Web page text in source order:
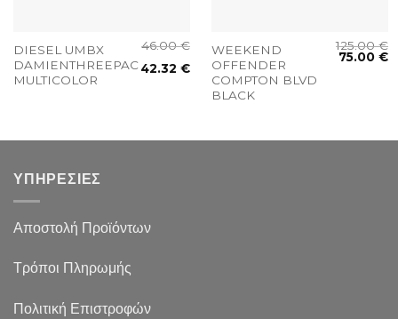
DIESEL UMBX
DAMIENTHREEPACK
MULTICOLOR
46.00€
42.32€
WEEKEND
OFFENDER
COMPTON BLVD
BLACK
125.00€
75.00€
ΥΠΗΡΕΣΙΕΣ
Αποστολή Προϊόντων
Τρόποι Πληρωμής
Πολιτική Επιστροφών